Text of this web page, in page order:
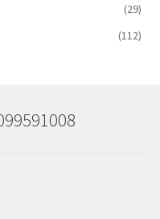
(29)
(112)